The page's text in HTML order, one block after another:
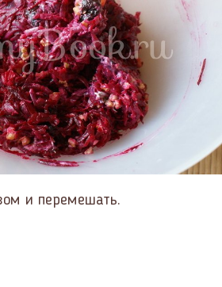
и перемешать.